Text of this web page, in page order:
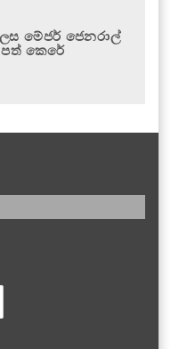
මේජර් ජෙනරාල්
කෙරේ